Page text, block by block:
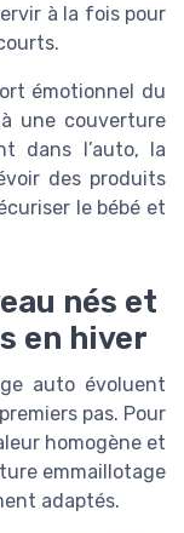
à la fois pour
émotionnel du
une couverture
dans l’auto, la
des produits
le bébé et
nés et
en hiver
auto évoluent
pas. Pour
homogène et
emmaillotage
adaptés.